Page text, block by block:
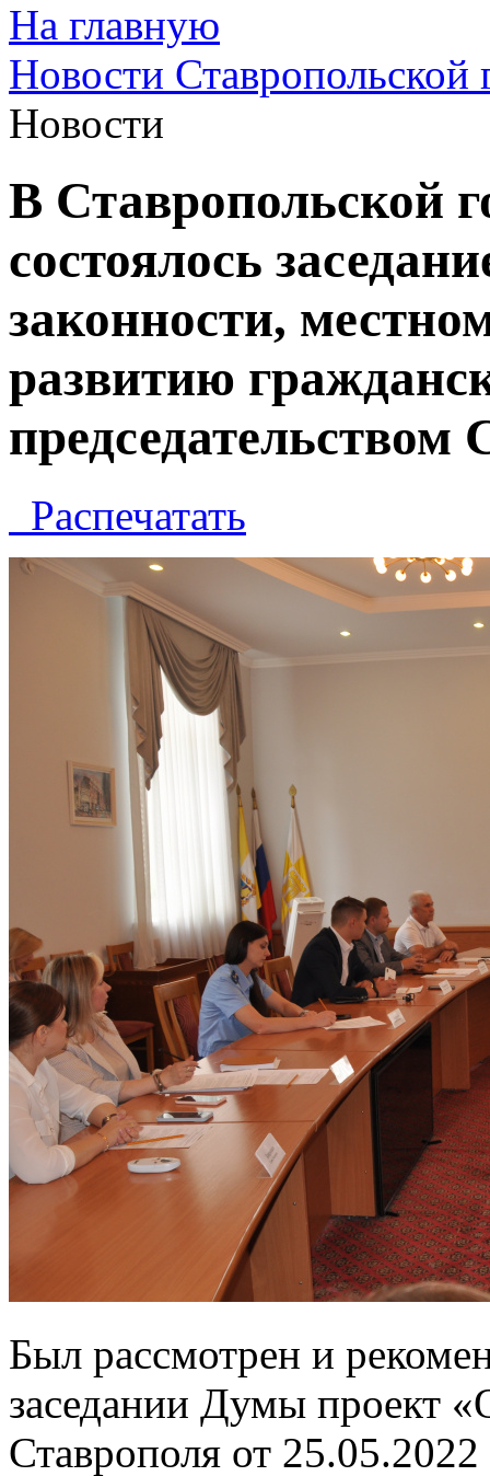
На главную
Новости
Новости
В Ставропольской
состоялось
законности,
развитию
председательством
Распечатать
Был рассмотрен и
заседании Думы проект
Ставрополя от